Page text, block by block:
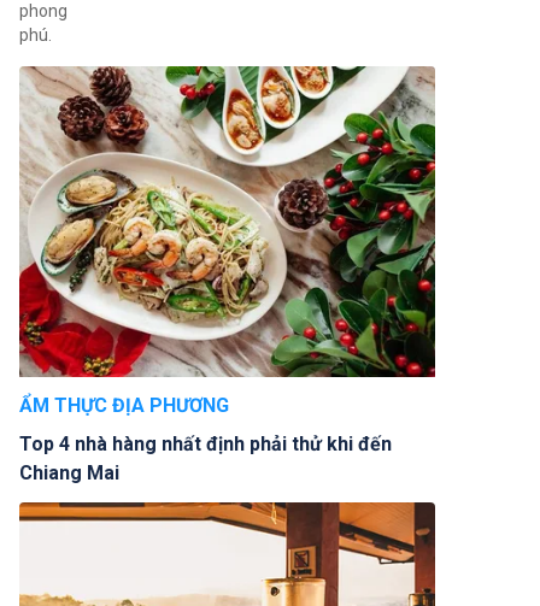
phong
phú.
ẨM THỰC ĐỊA PHƯƠNG
Top 4 nhà hàng nhất định phải thử khi đến
Chiang Mai